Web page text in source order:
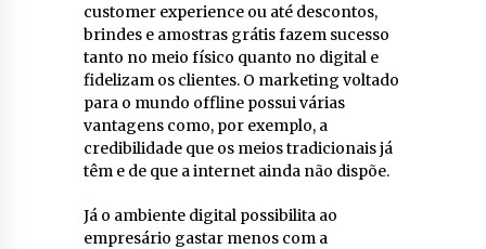
customer experience ou até descontos,
brindes e amostras grátis fazem sucesso
tanto no meio físico quanto no digital e
fidelizam os clientes. O marketing voltado
para o mundo offline possui várias
vantagens como, por exemplo, a
credibilidade que os meios tradicionais já
têm e de que a internet ainda não dispõe.
Já o ambiente digital possibilita ao
empresário gastar menos com a